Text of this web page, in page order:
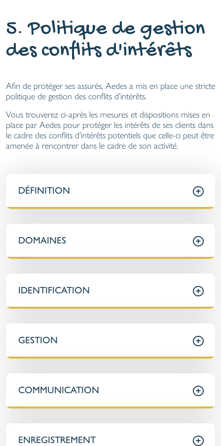
5. Politique de gestion
des conflits d'intérêts
Afin de protéger ses assurés, Aedes a mis en place une stricte
politique de gestion des conflits d’intérêts.
Vous trouverez ci-après les mesures et dispositions mises en
place par Aedes pour protéger les intérêts de ses clients dans
le cadre des conflits d’intérêts potentiels que celle-ci peut être
amenée à rencontrer dans le cadre de son activité.
DÉFINITION
DOMAINES
IDENTIFICATION
GESTION
COMMUNICATION
ENREGISTREMENT